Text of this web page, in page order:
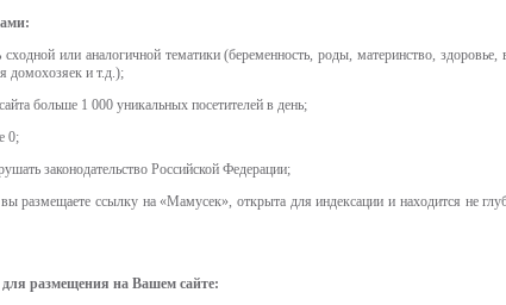
или аналогичной тематики (беременность, роды, материнство, здоровье,
домохозяек и т.д.);
больше 1 000 уникальных посетителей в день;
0;
законодательство Российской Федерации;
размещаете ссылку на «Мамусек», открыта для индексации и находится не
размещения на Вашем сайте: